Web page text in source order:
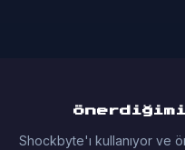
Shockbyte'ı kullanıyor ve